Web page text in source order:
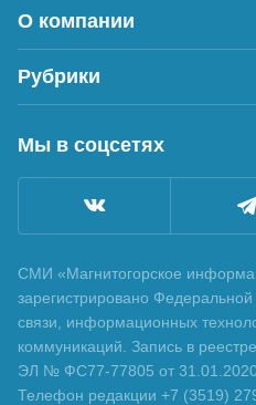
О компании
Рубрики
Мы в соцсетях
СМИ «Магнитогорское
зарегистрировано
связи, информационных
коммуникаций. Запись в
ЭЛ № ФС77-77805 от 31.01.2020
Телефон редакции +7 (3519)